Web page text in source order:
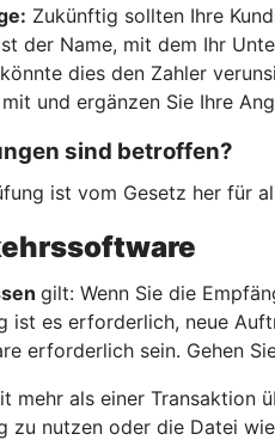
Zukünftig sollten Ihre
der Name, mit dem Ihr
dies den Zahler
und ergänzen Sie Ihre
sind betroffen?
ist vom Gesetz her für
gilt: Wenn Sie die
ist es erforderlich, neue
erforderlich sein. Gehen
mehr als einer Transaktion
zu nutzen oder die Datei